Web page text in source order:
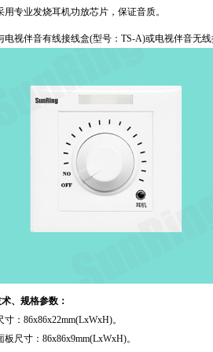
用专业发烧耳机功放芯片，保证音质。
电视伴音有线接线盒(型号： TS-A)或电视伴音无线
、规格参数：
寸： 86x86x22mm(LxWxH)。
板尺寸： 86x86x9mm(LxWxH)。